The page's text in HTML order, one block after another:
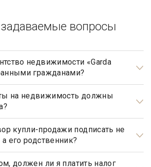
вопросы
недвижимости «Garda
гражданами?
недвижимости, работает с
не резидентами РФ.
на недвижимость должны
право собственности
свидетельство о государственной
а также правоустанавливающие
договор купли-продажи, мены,
в собственность (приватизации),
купли-продажи подписать не
его родственник?
необходимо иметь действующую
доверенность.
должен ли я платить налог